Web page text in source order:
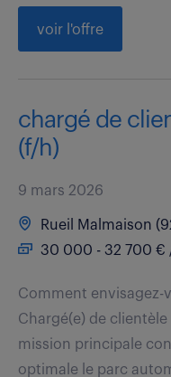
voir l'offre
chargé de
(f/h)
9 mars 2026
Rueil Malmaison
30 000 - 32 700 €
Comment envisagez-
Chargé(e) de clientèle
mission principale
optimale le parc